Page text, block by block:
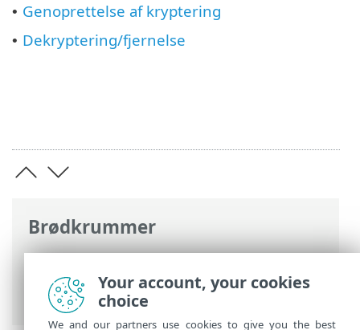
Brødkrummer
ESET-onlinehjælp>ESET Full Disk
Encryption>Bruge ESET Full Disk
Encryption
• Genoprettelse af kryptering
• Dekryptering/fjernelse
Your account, your cookies
choice
We and our partners use cookies to give you the best